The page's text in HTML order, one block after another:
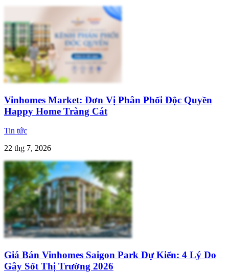
Vinhomes Market: Đơn Vị Phân Phối Độc Quyền
Happy Home Tràng Cát
Tin tức
22 thg 7, 2026
Giá Bán Vinhomes Saigon Park Dự Kiến: 4 Lý Do
Gây Sốt Thị Trường 2026